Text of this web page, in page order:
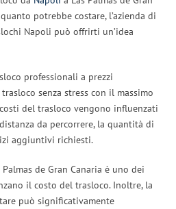
potrebbe costare, l’azienda di
Napoli può offrirti un’idea
professionali a prezzi
senza stress con il massimo
del trasloco vengono influenzati
da percorrere, la quantità di
aggiuntivi richiesti.
de Gran Canaria è uno dei
il costo del trasloco. Inoltre, la
può significativamente